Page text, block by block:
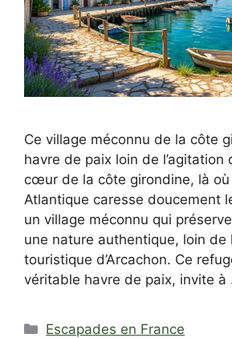
Ce village méconnu de la côte
havre de paix loin de l’agitation
cœur de la côte girondine, là où
Atlantique caresse doucement
un village méconnu qui
une nature authentique, loin de
touristique d’Arcachon. Ce
véritable havre de paix, invite à
Catégories
Escapades en France